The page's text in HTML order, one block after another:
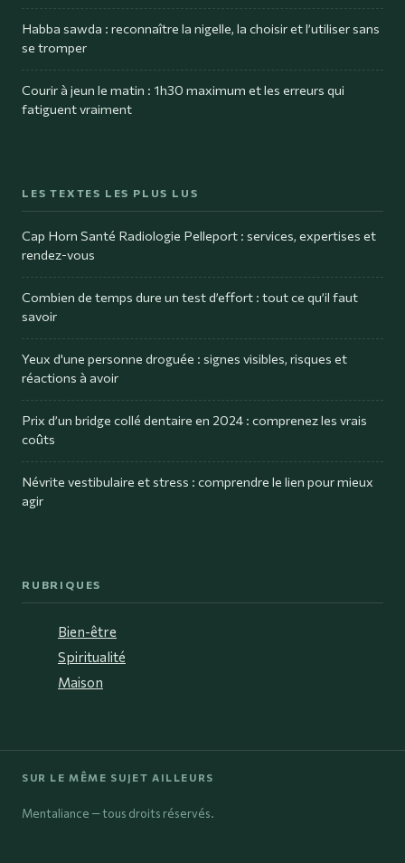
Habba sawda : reconnaître la nigelle, la choisir et l’utiliser sans
se tromper
Courir à jeun le matin : 1h30 maximum et les erreurs qui
fatiguent vraiment
LES TEXTES LES PLUS LUS
Cap Horn Santé Radiologie Pelleport : services, expertises et
rendez-vous
Combien de temps dure un test d’effort : tout ce qu’il faut
savoir
Yeux d'une personne droguée : signes visibles, risques et
réactions à avoir
Prix d’un bridge collé dentaire en 2024 : comprenez les vrais
coûts
Névrite vestibulaire et stress : comprendre le lien pour mieux
agir
RUBRIQUES
Bien-être
Spiritualité
Maison
SUR LE MÊME SUJET AILLEURS
Mentaliance — tous droits réservés.